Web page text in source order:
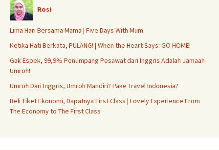
Rosi
Lima Hari Bersama Mama | Five Days With Mum
Ketika Hati Berkata, PULANG! | When the Heart Says: GO HOME!
Gak Espek, 99,9% Penumpang Pesawat dari Inggris Adalah Jamaah
Umroh!
Umroh Dari Inggris, Umroh Mandiri? Pake Travel Indonesia?
Beli Tiket Ekonomi, Dapatnya First Class | Lovely Experience From
The Economy to The First Class